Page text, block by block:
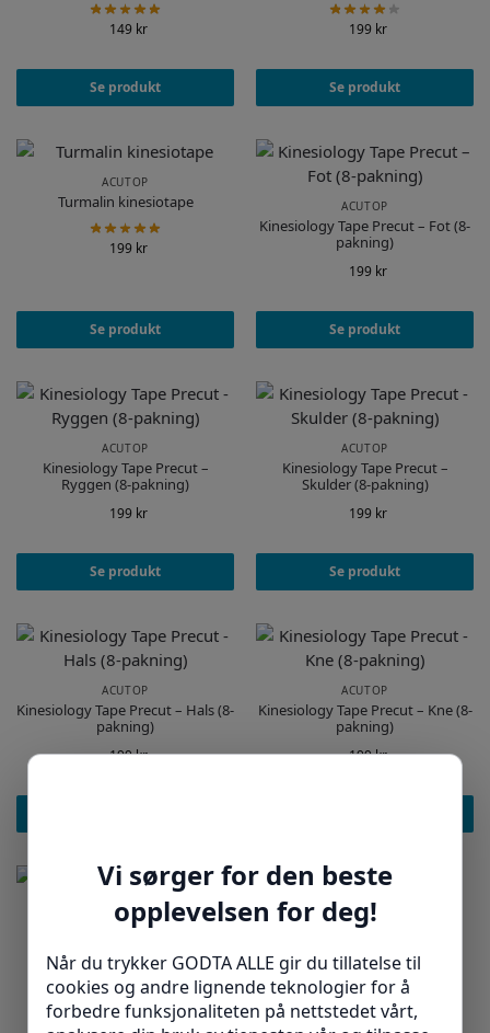
149 kr
Se produkt
199 kr
Se produkt
ACUTOP
Turmalin kinesiotape
199 kr
Se produkt
ACUTOP
Kinesiology Tape Precut – Fot (8-
pakning)
199 kr
Se produkt
ACUTOP
Kinesiology Tape Precut –
Ryggen (8-pakning)
199 kr
Se produkt
ACUTOP
Kinesiology Tape Precut –
Skulder (8-pakning)
199 kr
Se produkt
ACUTOP
Kinesiology Tape Precut – Hals (8-
pakning)
199kr
ACUTOP
Kinesiology Tape Precut – Kne (8-
pakning)
199kr
ACUTOP
Kinesiology Tape Precut –
Håndledd (8-pakning)
199 kr
ACUTOP
Crosstape
199kr